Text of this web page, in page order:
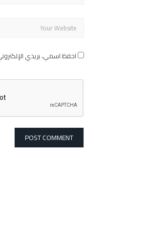
احفظ اسمي، بريدي